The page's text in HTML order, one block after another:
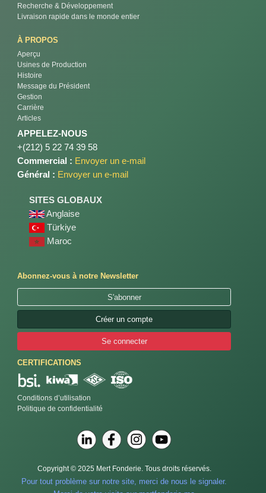
Recherche & Développement
Livraison rapide dans le monde entier
À PROPOS
Aperçu
Usines de Production
Histoire
Message du Président
Gestion
Carrière
Articles
APPELEZ-NOUS
+(212) 5 22 74 39 58
Commercial : Envoyer un e-mail
Général : Envoyer un e-mail
SITES GLOBAUX
Anglaise
Türkiye
Maroc
Abonnez-vous à notre Newsletter
S'abonner
Créer un compte
Se connecter
CERTIFICATIONS
Conditions d’utilisation
Politique de confidentialité
Copyright © 2025 Mert Fonderie. Tous droits réservés.
Pour tout problème sur notre site, merci de nous le signaler.